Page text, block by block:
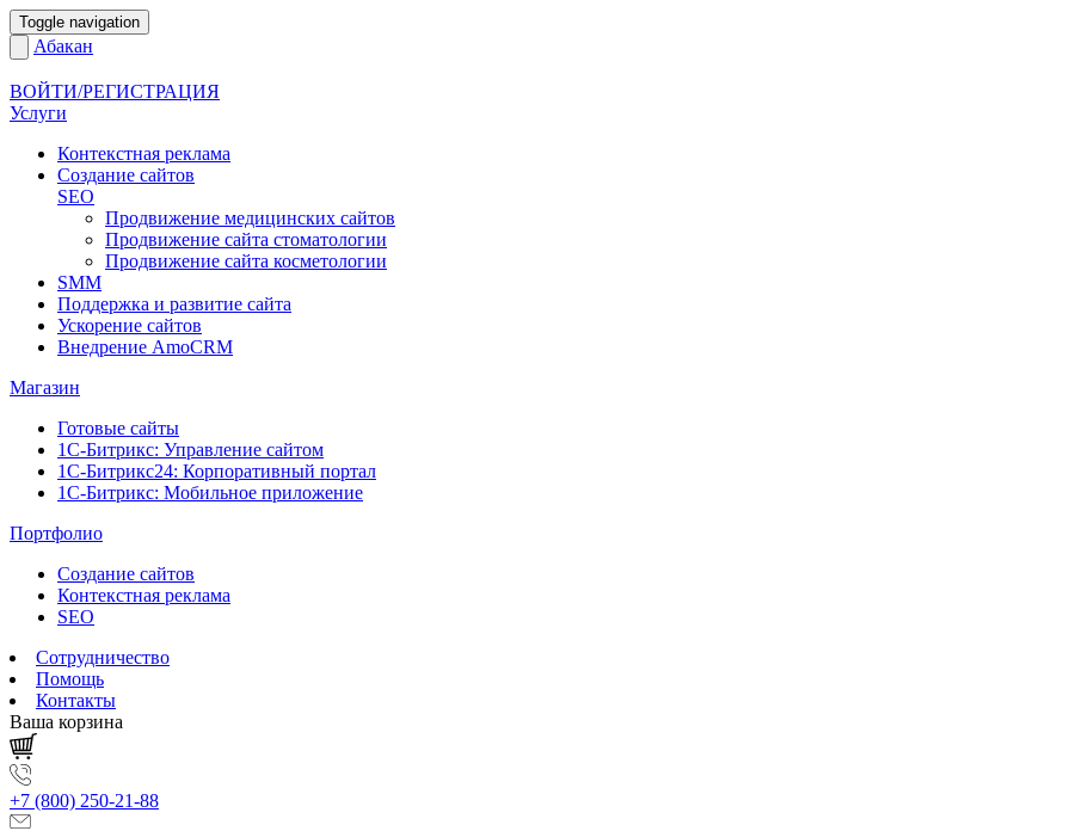
Toggle navigation
Абакан
ВОЙТИ/РЕГИСТРАЦИЯ
Услуги
Контекстная реклама
Создание сайтов
SEO
Продвижение медицинских сайтов
Продвижение сайта стоматологии
Продвижение сайта косметологии
SMM
Поддержка и развитие сайта
Ускорение сайтов
Внедрение AmoCRM
Магазин
Готовые сайты
1С-Битрикс: Управление сайтом
1С-Битрикс24: Корпоративный портал
1С-Битрикс: Мобильное приложение
Портфолио
Создание сайтов
Контекстная реклама
SEO
Сотрудничество
Помощь
Контакты
Ваша корзина
+7 (800) 250-21-88